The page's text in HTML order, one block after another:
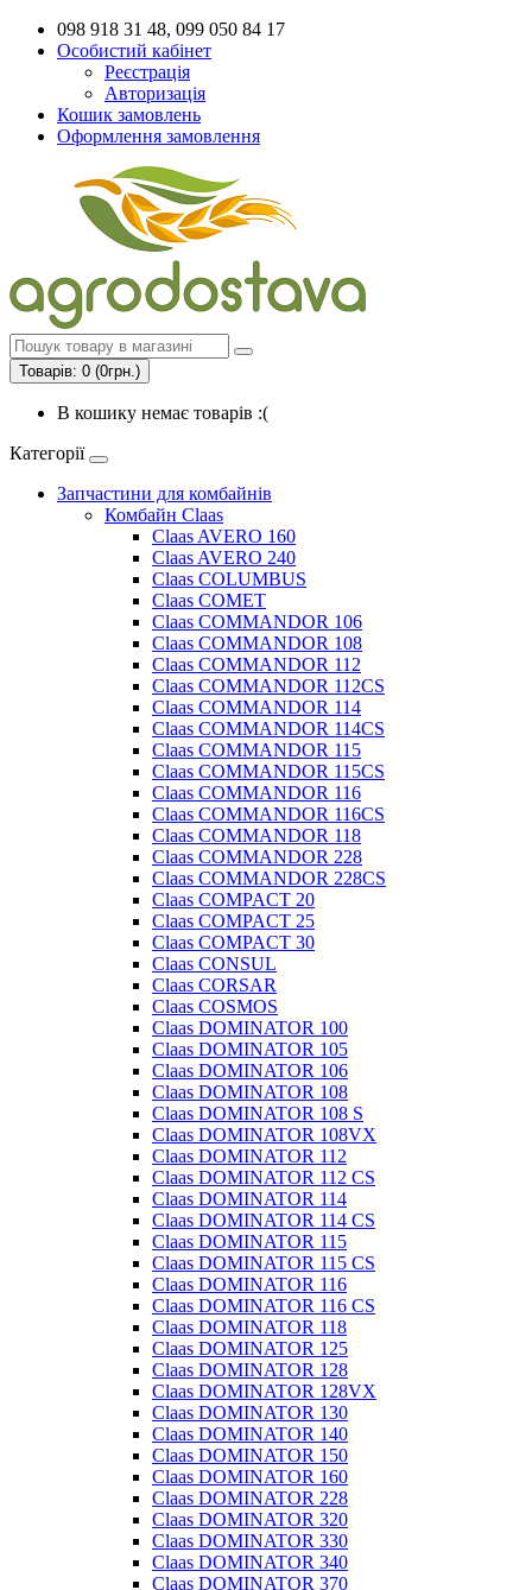
098 918 31 48, 099 050 84 17
Особистий кабінет
Реєстрація
Авторизація
Кошик замовлень
Оформлення замовлення
Товарів: 0 (0грн.)
В кошику немає товарів :(
Категорії
Запчастини для комбайнів
Комбайн Claas
Claas AVERO 160
Claas AVERO 240
Claas COLUMBUS
Claas COMET
Claas COMMANDOR 106
Claas COMMANDOR 108
Claas COMMANDOR 112
Claas COMMANDOR 112CS
Claas COMMANDOR 114
Claas COMMANDOR 114CS
Claas COMMANDOR 115
Claas COMMANDOR 115CS
Claas COMMANDOR 116
Claas COMMANDOR 116CS
Claas COMMANDOR 118
Claas COMMANDOR 228
Claas COMMANDOR 228CS
Claas COMPACT 20
Claas COMPACT 25
Claas COMPACT 30
Claas CONSUL
Claas CORSAR
Claas COSMOS
Claas DOMINATOR 100
Claas DOMINATOR 105
Claas DOMINATOR 106
Claas DOMINATOR 108
Claas DOMINATOR 108 S
Claas DOMINATOR 108VX
Claas DOMINATOR 112
Claas DOMINATOR 112 CS
Claas DOMINATOR 114
Claas DOMINATOR 114 CS
Claas DOMINATOR 115
Claas DOMINATOR 115 CS
Claas DOMINATOR 116
Claas DOMINATOR 116 CS
Claas DOMINATOR 118
Claas DOMINATOR 125
Claas DOMINATOR 128
Claas DOMINATOR 128VX
Claas DOMINATOR 130
Claas DOMINATOR 140
Claas DOMINATOR 150
Claas DOMINATOR 160
Claas DOMINATOR 228
Claas DOMINATOR 320
Claas DOMINATOR 330
Claas DOMINATOR 340
Claas DOMINATOR 370